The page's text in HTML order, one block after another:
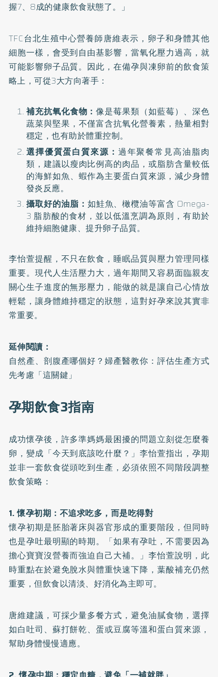
握7、8成的健康飲食狀態了。」
TFC台北生殖中心營養師唐維表示，卵子和身體其他
細胞一樣，會受到自由基影響，當氧化壓力過高，就
可能影響卵子品質。因此，在備孕與凍卵前的飲食策
略上，可從3大方向著手：
補充抗氧化食物：像是莓果類（如藍莓）、深色
蔬菜與堅果，不僅富含抗氧化營養素，熱量相對
穩定，也有助於體重控制。
選擇優質蛋白質來源： 過年聚餐常見高油脂肉
類，建議以瘦肉比例高的肉品，或脂肪含量較低
的海鮮如魚、蝦作為主要蛋白質來源，減少身體
發炎反應。
攝取好的油脂： 如鮭魚、橄欖油等富含 Omega-
3 脂肪酸的食材，並以低溫烹調為原則，有助於
維持細胞健康、提升卵子品質。
李怡萱提醒，不只在飲食，睡眠品質與壓力管理同樣
重要。現代人生活壓力大，過年期間又容易面臨親友
關心生子進度的無形壓力，能做的就是讓自己心情放
輕鬆，讓身體維持穩定的狀態，這對好孕來說其實非
常重要。
延伸閱讀：
自然產、剖腹產哪個好？婦產醫教你：評估生產方式
先考慮「這關鍵」
孕期飲食3指南
成功懷孕後，許多準媽媽最困擾的問題立刻從怎麼養
卵，變成「今天到底該吃什麼？」李怡萱指出，孕期
並非一套飲食從頭吃到生產，必須依照不同階段調整
飲食策略：
1. 懷孕初期：不追求吃多，而是吃得對
懷孕初期是胚胎著床與器官形成的重要階段，但同時
也是孕吐最明顯的時期。「如果有孕吐，不需要因為
擔心寶寶沒營養而強迫自己大補。」李怡萱說明，此
時重點在於避免脫水與體重快速下降，葉酸補充仍然
重要，但飲食以清淡、好消化為主即可。
唐維建議，可採少量多餐方式，避免油膩食物，選擇
如白吐司、蘇打餅乾、蛋或豆腐等溫和蛋白質來源，
幫助身體慢慢適應。